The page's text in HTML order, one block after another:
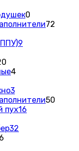
0
72
9
4
3
50
пух16
32
6